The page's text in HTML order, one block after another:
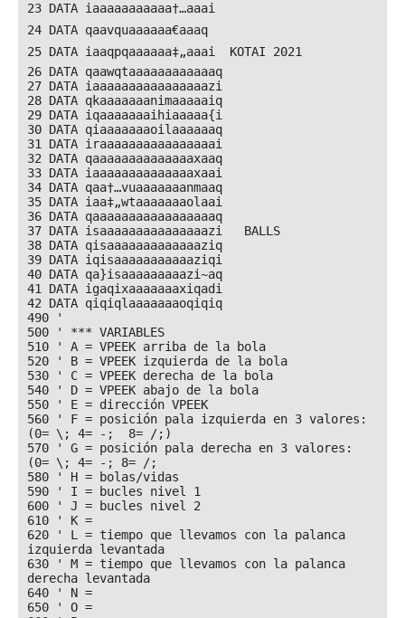
23 DATA iaaaaaaaaaaa†…aaai
24 DATA qaavquaaaaaa€aaaq
25 DATA iaaqpqaaaaaa‡„aaai  KOTAI 2021
26 DATA qaawqtaaaaaaaaaaaaq
27 DATA iaaaaaaaaaaaaaaaazi
28 DATA qkaaaaaaanimaaaaaiq
29 DATA iqaaaaaaaihiaaaaa{i
30 DATA qiaaaaaaaoilaaaaaaq
31 DATA iraaaaaaaaaaaaaaaai
32 DATA qaaaaaaaaaaaaaaxaaq
33 DATA iaaaaaaaaaaaaaaxaai
34 DATA qaa†…vuaaaaaaanmaaq
35 DATA iaa‡„wtaaaaaaaolaai
36 DATA qaaaaaaaaaaaaaaaaaq
37 DATA isaaaaaaaaaaaaaaazi   BALLS
38 DATA qisaaaaaaaaaaaaaziq
39 DATA iqisaaaaaaaaaaaziqi
40 DATA qa}isaaaaaaaaazi~aq
41 DATA igaqixaaaaaaaxiqadi
42 DATA qiqiqlaaaaaaaoqiqiq
490 '
500 ' *** VARIABLES
510 ' A = VPEEK arriba de la bola
520 ' B = VPEEK izquierda de la bola
530 ' C = VPEEK derecha de la bola
540 ' D = VPEEK abajo de la bola
550 ' E = dirección VPEEK
560 ' F = posición pala izquierda en 3 valores:
(0= \; 4= -;  8= /;)
570 ' G = posición pala derecha en 3 valores:
(0= \; 4= -; 8= /;
580 ' H = bolas/vidas
590 ' I = bucles nivel 1
600 ' J = bucles nivel 2
610 ' K =
620 ' L = tiempo que llevamos con la palanca
izquierda levantada
630 ' M = tiempo que llevamos con la palanca
derecha levantada
640 ' N =
650 ' O =